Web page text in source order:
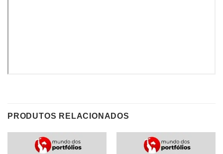
PRODUTOS RELACIONADOS